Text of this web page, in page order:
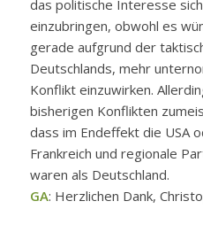
das politische Interesse
einzubringen, obwohl es
gerade aufgrund der
Deutschlands, mehr
Konflikt einzuwirken.
bisherigen Konflikten
dass im Endeffekt die USA
Frankreich und regionale
waren als Deutschland.
GA: Herzlichen Dank,